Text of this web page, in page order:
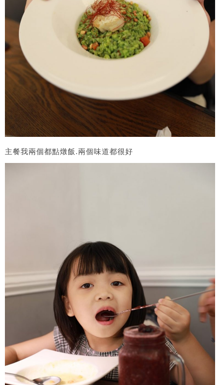
主餐我兩個都點燉飯.兩個味道都很好